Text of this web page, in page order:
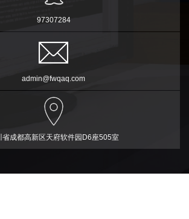
97307284
admin@fwqaq.com
省成都高新区天府软件园D6座505室